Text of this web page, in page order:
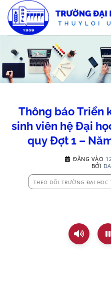
qua
nội
Thông báo Triển
sinh viên hệ Đại
quy Đợt 1 –
ĐĂNG VÀO
BỞI
THEO DÕI TRƯỜNG ĐẠI HỌC